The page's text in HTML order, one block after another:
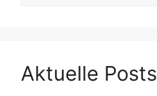
Aktuelle Posts